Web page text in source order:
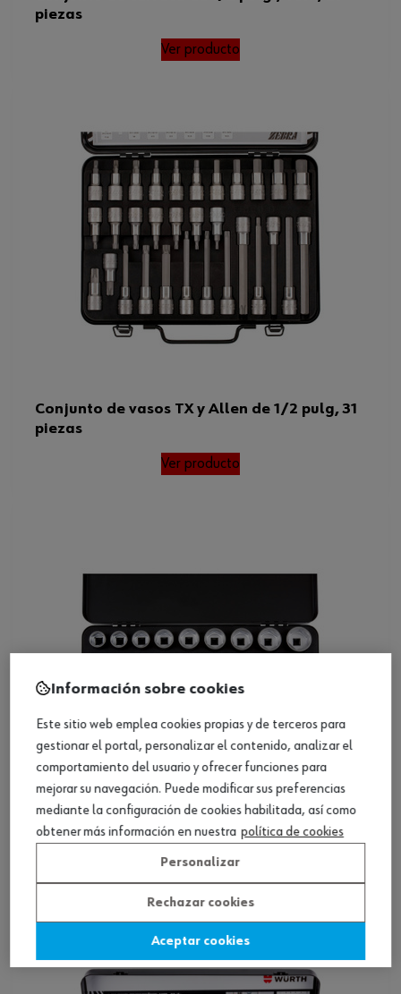
piezas
Ver producto
Conjunto de vasos TX y Allen de 1/2 pulg, 31
piezas
Ver producto
Conjunto de carraca hex., de 1/2 pulg, 24
piezas
Información sobre cookies
Este sitio web emplea cookies propias y de terceros para
gestionar el portal, personalizar el contenido, analizar el
comportamiento del usuario y ofrecer funciones para
mejorar su navegación. Puede modificar sus preferencias
mediante la configuración de cookies habilitada, así como
obtener más información en nuestra política de cookies
Personalizar
Rechazar cookies
Aceptar cookies